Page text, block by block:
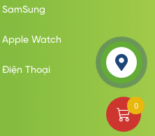
SamSung
Apple Watch
Điện Thoại
0